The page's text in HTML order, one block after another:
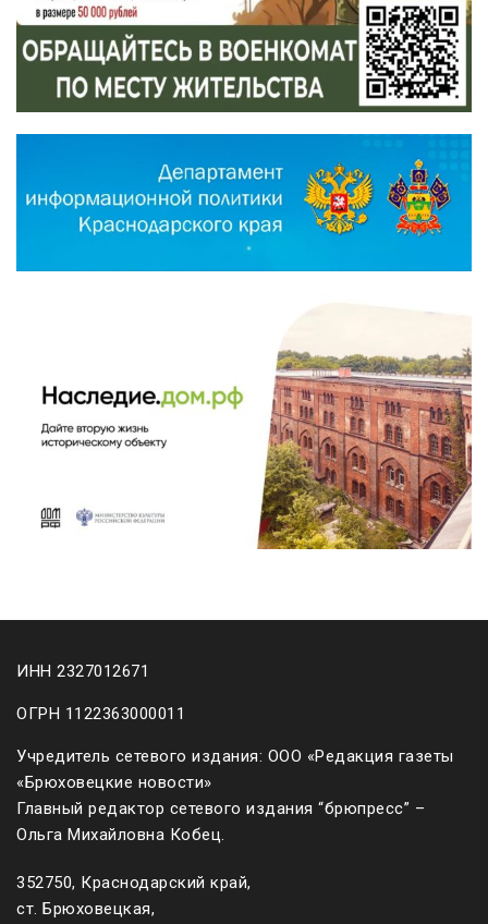
ИНН 2327012671
ОГРН 1122363000011
Учредитель сетевого издания: ООО «Редакция газеты
«Брюховецкие новости»
Главный редактор сетевого издания “брюпресс” –
Ольга Михайловна Кобец.
352750, Краснодарский край,
ст. Брюховецкая,